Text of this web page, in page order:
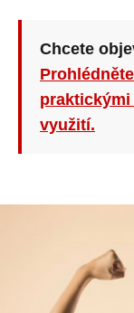
Chcete
využití.